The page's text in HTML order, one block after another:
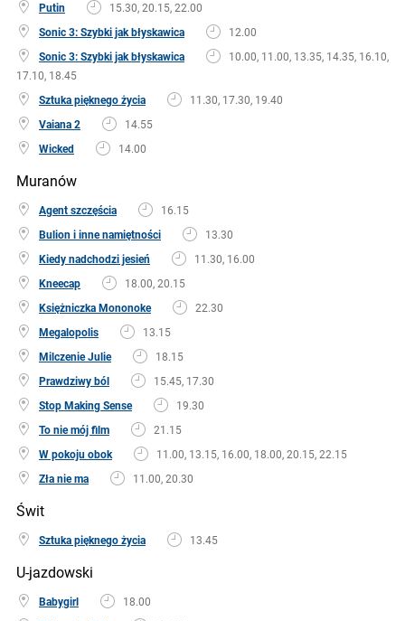
Putin
15.30, 20.15, 22.00
Sonic 3: Szybki jak błyskawica
12.00
Sonic 3: Szybki jak błyskawica
10.00, 11.00, 13.35, 14.35, 16.10,
17.10, 18.45
Sztuka pięknego życia
11.30, 17.30, 19.40
Vaiana 2
14.55
Wicked
14.00
Muranów
Agent szczęścia
16.15
Bulion i inne namiętności
13.30
Kiedy nadchodzi jesień
11.30, 16.00
Kneecap
18.00, 20.15
Księżniczka Mononoke
22.30
Megalopolis
13.15
Milczenie Julie
18.15
Prawdziwy ból
15.45, 17.30
Stop Making Sense
19.30
To nie mój film
21.15
W pokoju obok
11.00, 13.15, 16.00, 18.00, 20.15, 22.15
Zła nie ma
11.00, 20.30
Świt
Sztuka pięknego życia 13.45
U-jazdowski
Babygirl
18.00